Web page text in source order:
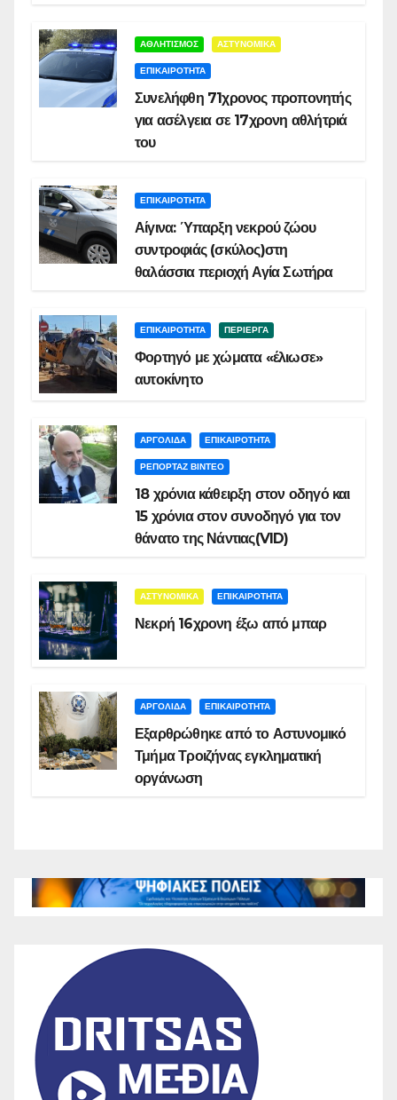
ΑΘΛΗΤΙΣΜΟΣ ΑΣΤΥΝΟΜΙΚΑ
ΕΠΙΚΑΙΡΟΤΗΤΑ
Συνελήφθη 71χρονος προπονητής
για ασέλγεια σε 17χρονη αθλήτριά
του
ΕΠΙΚΑΙΡΟΤΗΤΑ
Αίγινα: Ύπαρξη νεκρού ζώου
συντροφιάς (σκύλος)στη
θαλάσσια περιοχή Αγία Σωτήρα
ΕΠΙΚΑΙΡΟΤΗΤΑ ΠΕΡΙΕΡΓΑ
Φορτηγό με χώματα «έλιωσε»
αυτοκίνητο
ΑΡΓΟΛΙΔΑ ΕΠΙΚΑΙΡΟΤΗΤΑ
ΡΕΠΟΡΤΑΖ ΒΙΝΤΕΟ
18 χρόνια κάθειρξη στον οδηγό και
15 χρόνια στον συνοδηγό για τον
θάνατο της Νάντιας(VID)
ΑΣΤΥΝΟΜΙΚΑ ΕΠΙΚΑΙΡΟΤΗΤΑ
Νεκρή 16χρονη έξω από μπαρ
ΑΡΓΟΛΙΔΑ ΕΠΙΚΑΙΡΟΤΗΤΑ
Εξαρθρώθηκε από το Αστυνομικό
Τμήμα Τροιζήνας εγκληματική
οργάνωση